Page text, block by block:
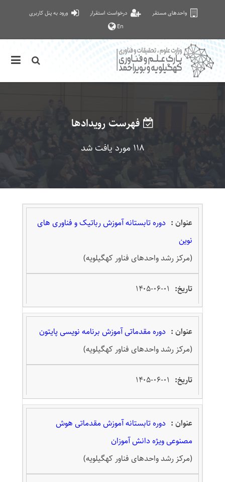
واحدهای مستقر درخواست استقرار
ورود به پنل کاربری
En
فهرست رویدادها
118 مورد یافت شد
رویداد
تاریخ
دوره تابستانه آموزش رباتیک و فناوری های
نوین
(مرکز رشد واحدهای فناور کهگیلویه)
۱۴۰۵-۰۶-۰۱
دوره مقدماتی آموزش برنامه نویسی پایتون
(مرکز رشد واحدهای فناور کهگیلویه)
۱۴۰۵-۰۶-۰۱
دوره تابستانه آموزش مقدماتی هوش
مصنوعی ویژه دانش آموزان
(مرکز رشد واحدهای فناور کهگیلویه)